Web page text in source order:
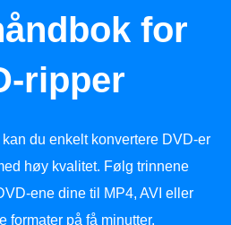
for
ripper
du enkelt konvertere DVD-er
høy kvalitet. Følg trinnene
ene dine til MP4, AVI eller
formater på få minutter.